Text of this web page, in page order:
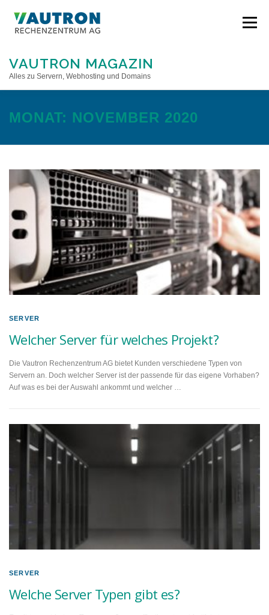
Inhalt
VAUTRON MAGAZIN
Alles zu Servern, Webhosting und Domains
Menü
STARTSEITE
MONAT: NOVEMBER 2020
SERVER
Welcher Server für welches Projekt?
Die Vautron Rechenzentrum AG bietet Kunden verschiedene Typen von
Servern an. Doch welcher Server ist der passende für das eigene Vorhaben?
Auf was es bei der Auswahl ankommt und welcher …
SERVER
Welche Server Typen gibt es?